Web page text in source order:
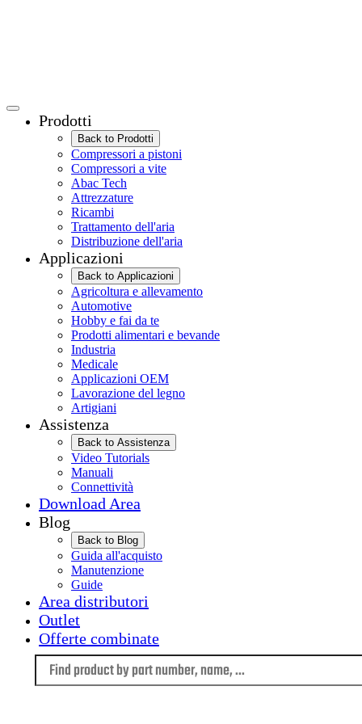
Prodotti
Back to Prodotti
Compressori a pistoni
Compressori a vite
Abac Tech
Attrezzature
Ricambi
Trattamento dell'aria
Distribuzione dell'aria
Applicazioni
Back to Applicazioni
Agricoltura e allevamento
Automotive
Hobby e fai da te
Prodotti alimentari e bevande
Industria
Medicale
Applicazioni OEM
Lavorazione del legno
Artigiani
Assistenza
Back to Assistenza
Video Tutorials
Manuali
Connettività
Download Area
Blog
Back to Blog
Guida all'acquisto
Manutenzione
Guide
Area distributori
Outlet
Offerte combinate